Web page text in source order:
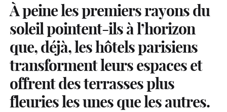
À peine les premiers rayons du
soleil pointent-ils à l’horizon
que, déjà, les hôtels parisiens
transforment leurs espaces et
offrent des terrasses plus
fleuries les unes que les autres.